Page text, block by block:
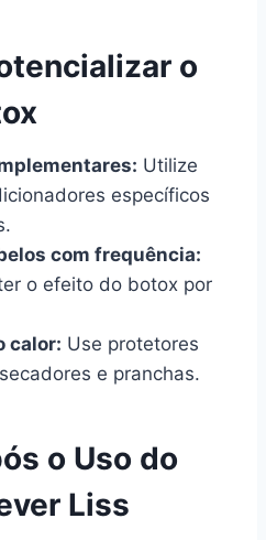
o
Utilize
específicos
com frequência:
o efeito do botox por
calor: Use protetores
e pranchas.
o Uso do
Liss